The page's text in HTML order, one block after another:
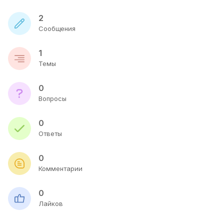
2
Сообщения
1
Темы
0
Вопросы
0
Ответы
0
Комментарии
0
Лайков